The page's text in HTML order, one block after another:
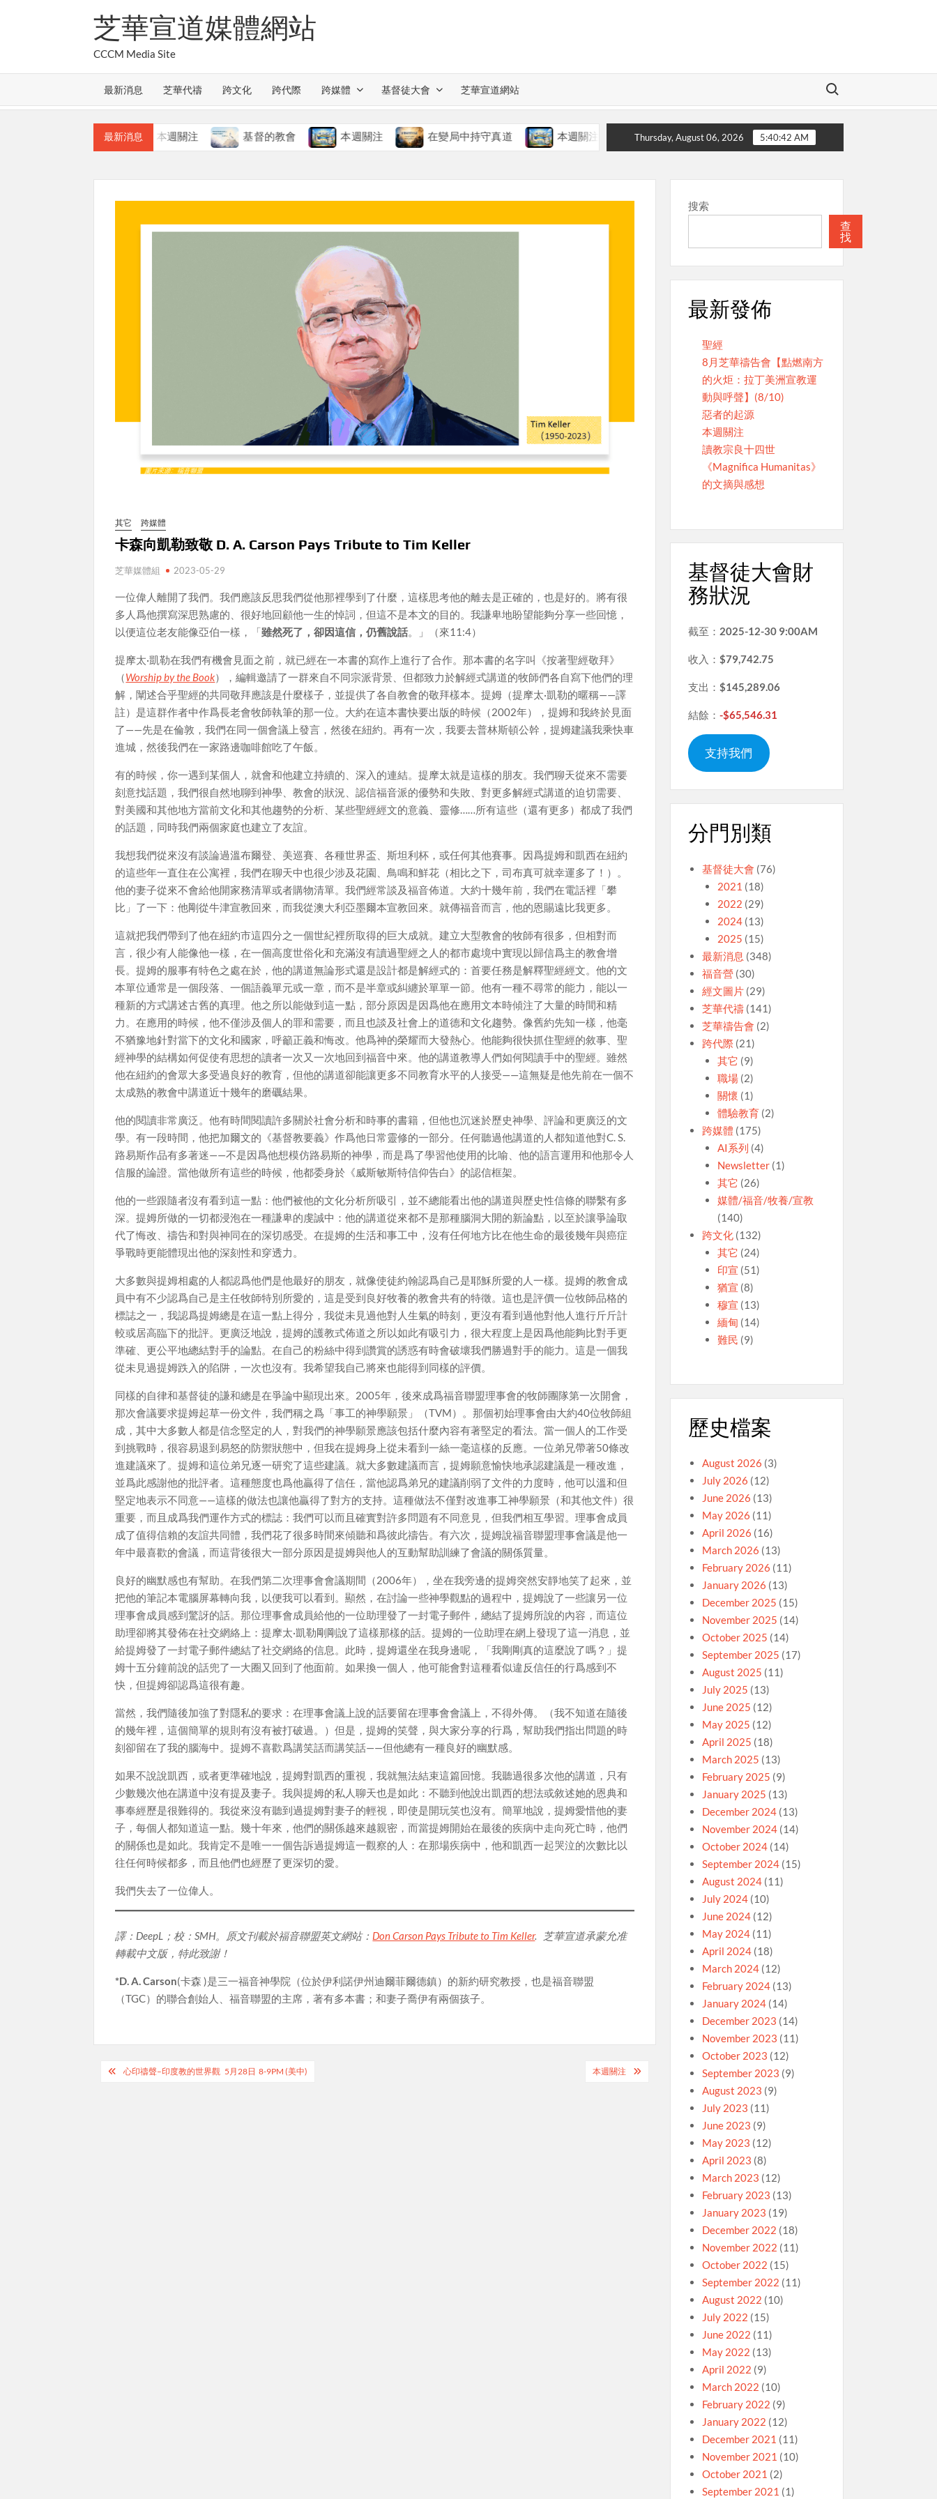
芝華宣道媒體網站
CCCM Media Site
最新消息 芝華代禱 跨文化 跨代際 跨媒體 基督徒大會 芝華宣道網站
Search for:
最新消息
本週關注 基督的教會 本週關注 在變局中持守真道 本週關注 慈愛的神 本週關注 聖經
Thursday, August 06, 2026 5:40:43 AM
其它 跨媒體
卡森向凱勒致敬 D. A. Carson Pays Tribute to Tim Keller
芝華媒體組 2023-05-29
一位偉人離開了我們。我們應該反思我們從他那裡學到了什麼，這樣思考他的離去是正確的，也是好的。將有很
多人爲他撰寫深思熟慮的、很好地回顧他一生的悼詞，但這不是本文的目的。我謙卑地盼望能夠分享一些回憶，
以便這位老友能像亞伯一樣，「雖然死了，卻因這信，仍舊說話 。」（來11:4）
提摩太·凱勒在我們有機會見面之前，就已經在一本書的寫作上進行了合作。那本書的名字叫《按著聖經敬拜》
（Worship by the Book），編輯邀請了一群來自不同宗派背景、但都致力於解經式講道的牧師們各自寫下他們的理
解，闡述合乎聖經的共同敬拜應該是什麼樣子，並提供了各自教會的敬拜樣本。提姆（提摩太·凱勒的暱稱——譯
註）是這群作者中作爲長老會牧師執筆的那一位。大約在這本書快要出版的時候（2002年），提姆和我終於見面
了——先是在倫敦，我們在同一個會議上發言，然後在紐約。再有一次，我要去普林斯頓公幹，提姆建議我乘快車
進城，然後我們在一家路邊咖啡館吃了午飯。
有的時候，你一遇到某個人，就會和他建立持續的、深入的連結。提摩太就是這樣的朋友。我們聊天從來不需要
刻意找話題，我們很自然地聊到神學、教會的狀況、認信福音派的優勢和失敗、對更多解經式講道的迫切需要、
對美國和其他地方當前文化和其他趨勢的分析、某些聖經經文的意義、靈修……所有這些（還有更多）都成了我們
的話題，同時我們兩個家庭也建立了友誼。
我想我們從來沒有談論過溫布爾登、美巡賽、各種世界盃、斯坦利杯，或任何其他賽事。因爲提姆和凱西在紐約
的這些年一直住在公寓裡，我們在聊天中也很少涉及花園、鳥鳴和鮮花（相比之下，司布真可就幸運多了！）。
他的妻子從來不會給他開家務清單或者購物清單。我們經常談及福音佈道。大約十幾年前，我們在電話裡「攀
比」了一下：他剛從牛津宣教回來，而我從澳大利亞墨爾本宣教回來。就傳福音而言，他的恩賜遠比我更多。
這就把我們帶到了他在紐約市這四分之一個世紀裡所取得的巨大成就。建立大型教會的牧師有很多，但相對而
言，很少有人能像他一樣，在一個高度世俗化和充滿沒有讀過聖經之人的都市處境中實現以歸信爲主的教會增
長。提姆的服事有特色之處在於，他的講道無論形式還是設計都是解經式的：首要任務是解釋聖經經文。他的文
本單位通常是一個段落、一個語義單元或一章，而不是半章或糾纏於單單一節。他有一種不尋常的能力，能以一
種新的方式講述古舊的真理。他之所以能做到這一點，部分原因是因爲他在應用文本時傾注了大量的時間和精
力。在應用的時候，他不僅涉及個人的罪和需要，而且也談及社會上的道德和文化趨勢。像舊約先知一樣，他毫
不猶豫地針對當下的文化和國家，呼籲正義和悔改。他爲神的榮耀而大發熱心。他能夠很快抓住聖經的敘事、聖
經神學的結構如何促使有思想的讀者一次又一次地回到福音中來。他的講道教導人們如何閱讀手中的聖經。雖然
他在紐約的會眾大多受過良好的教育，但他的講道卻能讓更多不同教育水平的人接受——這無疑是他先前在一個不
太成熟的教會中講道近十幾年的磨礪結果。
他的閱讀非常廣泛。他有時間閱讀許多關於社會分析和時事的書籍，但他也沉迷於歷史神學、評論和更廣泛的文
學。有一段時間，他把加爾文的《基督教要義》作爲他日常靈修的一部分。任何聽過他講道的人都知道他對C. S.
路易斯作品有多著迷——不是因爲他想模仿路易斯的神學，而是爲了學習他使用的比喻、他的語言運用和他那令人
信服的論證。當他做所有這些的時候，他都委身於《威斯敏斯特信仰告白》的認信框架。
他的一些跟隨者沒有看到這一點：他們被他的文化分析所吸引，並不總能看出他的講道與歷史性信條的聯繫有多
深。提姆所做的一切都浸泡在一種謙卑的虔誠中：他的講道從來都不是那種腦洞大開的新論點，以至於讓爭論取
代了悔改、禱告和對與神同在的深切感受。在提姆的生活和事工中，沒有任何地方比在他生命的最後幾年與癌症
爭戰時更能體現出他的深刻性和穿透力。
大多數與提姆相處的人都認爲他們是他最好的朋友，就像使徒約翰認爲自己是耶穌所愛的人一樣。提姆的教會成
員中有不少認爲自己是主任牧師特別所愛的，這是受到良好牧養的教會共有的特徵。這也是評價一位牧師品格的
標誌之一，我認爲提姆總是在這一點上得分，我從未見過他對人生氣的時刻，更沒有看到過他對他人進行斤斤計
較或居高臨下的批評。更廣泛地說，提姆的護教式佈道之所以如此有吸引力，很大程度上是因爲他能夠比對手更
準確、更公平地總結對手的論點。在自己的粉絲中得到讚賞的誘惑有時會破壞我們勝過對手的能力。這是一個我
從未見過提姆跌入的陷阱，一次也沒有。我希望我自己將來也能得到同樣的評價。
同樣的自律和基督徒的謙和總是在爭論中顯現出來。2005年，後來成爲福音聯盟理事會的牧師團隊第一次開會，
那次會議要求提姆起草一份文件，我們稱之爲「事工的神學願景」（TVM）。那個初始理事會由大約40位牧師組
成，其中大多數人都是信念堅定的人，對我們的神學願景應該包括什麼內容有著堅定的看法。當一個人的工作受
到挑戰時，很容易退到易怒的防禦狀態中，但我在提姆身上從未看到一絲一毫這樣的反應。一位弟兄帶著50條改
進建議來了。提姆和這位弟兄逐一研究了這些建議。就大多數建議而言，提姆願意愉快地承認建議是一種改進，
並爲此感謝他的批評者。這種態度也爲他贏得了信任，當他認爲弟兄的建議削弱了文件的力度時，他可以溫和但
堅定地表示不同意——這樣的做法也讓他贏得了對方的支持。這種做法不僅對改進事工神學願景（和其他文件）很
重要，而且成爲我們運作方式的標誌：我們可以而且確實對許多問題有不同意見，但我們相互學習。理事會成員
成了值得信賴的友誼共同體，我們花了很多時間來傾聽和爲彼此禱告。有六次，提姆說福音聯盟理事會議是他一
年中最喜歡的會議，而這背後很大一部分原因是提姆與他人的互動幫助訓練了會議的關係質量。
良好的幽默感也有幫助。在我們第二次理事會會議期間（2006年），坐在我旁邊的提姆突然安靜地笑了起來，並
把他的筆記本電腦屏幕轉向我，以便我可以看到。顯然，在討論一些神學觀點的過程中，提姆說了一些讓另一位
理事會成員感到驚訝的話。那位理事會成員給他的一位助理發了一封電子郵件，總結了提姆所說的內容，而這位
助理卻將其發佈在社交網絡上：提摩太·凱勒剛剛說了這樣那樣的話。提姆的一位助理在網上發現了這一消息，並
給提姆發了一封電子郵件總結了社交網絡的信息。此時，提姆還坐在我身邊呢，「我剛剛真的這麼說了嗎？」提
姆十五分鐘前說的話兜了一大圈又回到了他面前。如果換一個人，他可能會對這種看似違反信任的行爲感到不
快，但提姆卻認爲這很有趣。
當然，我們隨後加強了對隱私的要求：在理事會議上說的話要留在理事會會議上，不得外傳。（我不知道在隨後
的幾年裡，這個簡單的規則有沒有被打破過。）但是，提姆的笑聲，與大家分享的行爲，幫助我們指出問題的時
刻卻留在了我的腦海中。提姆不喜歡爲講笑話而講笑話——但他總有一種良好的幽默感。
如果不說說凱西，或者更準確地說，提姆對凱西的重視，我就無法結束這篇回憶。我聽過很多次他的講道，只有
少數幾次他在講道中沒有提及妻子。我與提姆的私人聊天也是如此：不聽到他說出凱西的想法或敘述她的恩典和
事奉經歷是很難得的。我從來沒有聽到過提姆對妻子的輕視，即使是開玩笑也沒有。簡單地說，提姆愛惜他的妻
子，每個人都知道這一點。幾十年來，他們的關係越來越親密，而當提姆開始在最後的疾病中走向死亡時，他們
的關係也是如此。我肯定不是唯一一個告訴過提姆這一觀察的人：在那場疾病中，他和凱西一起哭泣的次數比以
往任何時候都多，而且他們也經歷了更深切的愛。
我們失去了一位偉人。
譯： DeepL ；校：SMH。原文刊載於福音聯盟英文網站： Don Carson Pays Tribute to Tim Keller. 芝華宣道承蒙允准
轉載中文版，特此致謝！
*D. A. Carson(卡森 )是三一福音神學院（位於伊利諾伊州迪爾菲爾德鎮）的新約研究教授，也是福音聯盟
（TGC）的聯合創始人、福音聯盟的主席，著有多本書；和妻子喬伊有兩個孩子。
Post心印禱聲–印度教的世界觀 5月28日 8-9PM (美中) 本週關注
搜索
查
找
最新發佈
聖經
8月芝華禱告會【點燃南方
的火炬：拉丁美洲宣教運
動與呼聲】(8/10)
惡者的起源
本週關注
讀教宗良十四世
《Magnifica Humanitas》
的文摘與感想
基督徒大會財
務狀況
截至： 2025-12-30 9:00AM
收入： $79,742.75
支出： $145,289.06
結餘： -$65,546.31
支持我們
分門別類
基督徒大會 (76)
2021 (18)
2022 (29)
2024 (13)
2025 (15)
最新消息 (348)
福音營(30)
經文圖片(29)
芝華代禱(141)
芝華禱告會 (2)
跨代際(21)
其它 (9)
職場 (2)
關懷 (1)
體驗教育 (2)
跨媒體 (175)
AI系列 (4)
Newsletter (1)
其它 (26)
媒體/福音/牧養/宣教
(140)
跨文化 (132)
其它 (24)
印宣 (51)
猶宣 (8)
穆宣 (13)
緬甸 (14)
難民 (9)
歷史檔案
August 2026 (3)
July 2026 (12)
June 2026 (13)
May 2026 (11)
April 2026 (16)
March 2026 (13)
February 2026 (11)
January 2026 (13)
December 2025 (15)
November 2025 (14)
October 2025 (14)
September 2025 (17)
August 2025 (11)
July 2025 (13)
June 2025 (12)
May 2025 (12)
April 2025 (18)
March 2025 (13)
February 2025 (9)
January 2025 (13)
December 2024(13)
November 2024(14)
October 2024(14)
September 2024(15)
August 2024(11)
July 2024(10)
June 2024(12)
May 2024(11)
April 2024(18)
March 2024(12)
February 2024(13)
January 2024(14)
December 2023 (14)
November 2023 (11)
October 2023 (12)
September 2023 (9)
August 2023 (9)
July 2023 (11)
June 2023 (9)
May 2023 (12)
April 2023 (8)
March 2023 (12)
February 2023 (13)
January 2023 (19)
December 2022 (18)
November 2022 (11)
October 2022 (15)
September 2022 (11)
August 2022 (10)
July 2022 (15)
June 2022 (11)
May 2022 (13)
April 2022 (9)
March 2022 (10)
February 2022 (9)
January 2022 (12)
December 2021 (11)
November 2021 (10)
October 2021 (2)
September 2021 (1)